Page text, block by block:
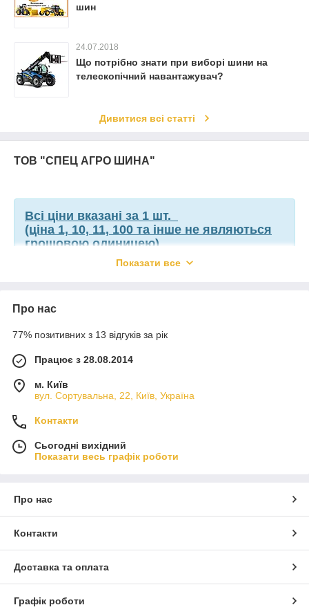
шин
24.07.2018
Що потрібно знати при виборі шини на
телескопічний навантажувач?
Дивитися всі статті
ТОВ "СПЕЦ АГРО ШИНА"
Всі ціни вказані за 1 шт.
(ціна 1, 10, 11, 100 та інше не являються
грошовою одиницею)
відповідати. Просимо уточнювати ціни на сьогоднішній
Інформація про компанію
Назва:
ТОВ "СПЕЦ АГРО ШИНА»
Тип компанії:
Торгова компанія, Представництво
Michelin, BKT, Alliance, GTK, Advance, Kabat, Mitas, Nexen,
Starmaxx, Armour
Товариство з обмеженою відповідальністю
Ринкова діяльність
Компанія ТОВ "СПЕЦ АГРО ШИНА»
займається професійною діяльністю по продажу шин та
камер з 2014 року та зарекомендувала себе, як надійний
Показати все
Про нас
77% позитивних з 13 відгуків за рік
Працює з 28.08.2014
м. Київ
вул. Сортувальна, 22, Київ, Україна
Контакти
Сьогодні вихідний
Показати весь графік роботи
Про нас
Контакти
Доставка та оплата
Графік роботи